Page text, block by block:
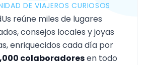
DE VIAJEROS CURIOSOS
reúne miles de lugares
consejos locales y joyas
enriquecidos cada día por
colaboradoresen todo